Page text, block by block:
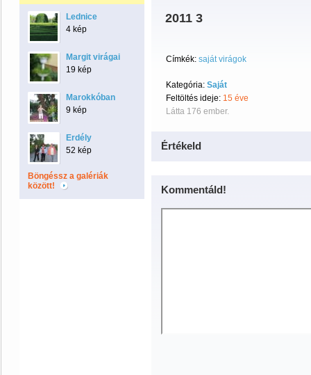
Lednice
4 kép
Margit virágai
19 kép
Marokkóban
9 kép
Erdély
52 kép
Böngéssz a galériák
között!
2011 3
Címkék: saját virágok
Kategória: Saját
Feltöltés ideje: 15 éve
Látta 176 ember.
Értékeld
Kommentáld!